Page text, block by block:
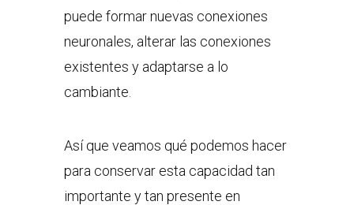
puede formar nuevas conexiones
neuronales, alterar las conexiones
existentes y adaptarse a lo
cambiante.
Así que veamos qué podemos hacer
para conservar esta capacidad tan
importante y tan presente en